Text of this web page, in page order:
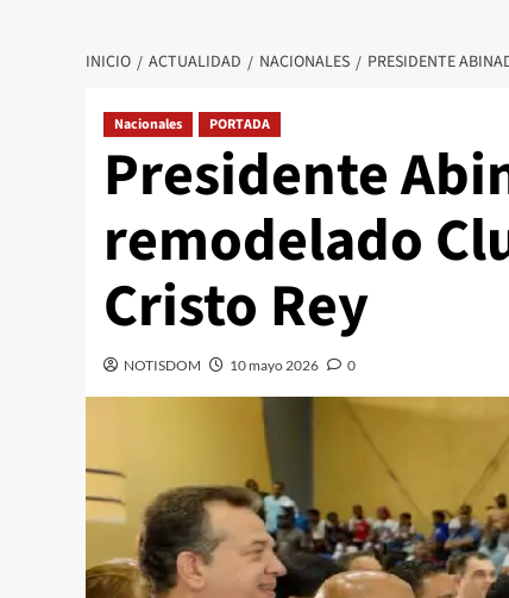
INICIO ACTUALIDAD NACIONALES PRESIDENTE
Nacionales PORTADA
Presidente
remodelado
Cristo Rey
NOTISDOM 10 mayo 2026 0